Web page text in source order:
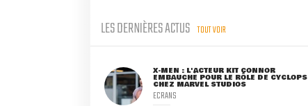
LES DERNIÈRES ACTUS TOUT VOIR
X-MEN : L'ACTEUR KIT CONNOR
EMBAUCHÉ POUR LE RÔLE DE CYCLOPS
CHEZ MARVEL STUDIOS
ECRANS